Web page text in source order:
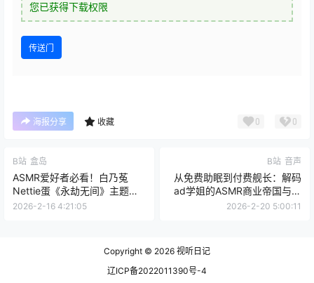
您已获得下载权限
传送门
海报分享 收藏 0 0
B站 盒岛
ASMR爱好者必看！白乃菟
Nettie蛋《永劫无间》主题及
多元触发音作品在盒岛为何备
2026-2-16 4:21:05
B站 音声
从免费助眠到付费舰长：解码
ad学姐的ASMR商业帝国与她
的23部声音艺术品
2026-2-20 5:00:11
Copyright © 2026 视听日记
辽ICP备2022011390号-4